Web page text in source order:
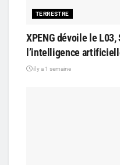
TERRESTRE
XPENG dévoile le
l’intelligence
il y a 1 semaine